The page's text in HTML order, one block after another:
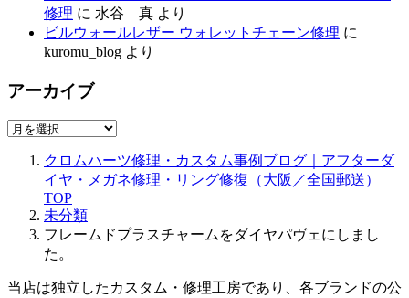
修理 に 水谷 真 より
ビルウォールレザー ウォレットチェーン修理 に
kuromu_blog より
アーカイブ
ア
クロムハーツ修理・カスタム事例ブログ｜アフターダ
イヤ・メガネ修理・リング修復（大阪／全国郵送）
TOP
未分類
フレームドプラスチャームをダイヤパヴェにしまし
た。
当店は独立したカスタム・修理工房であり、各ブランドの公